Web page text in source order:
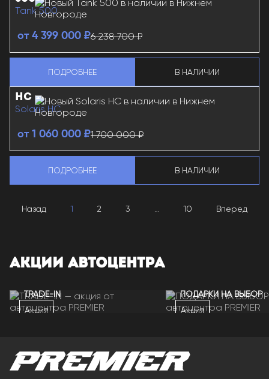
Tank 500
от 4 399 000 ₽6 238 700 ₽
ПОДРОБНЕЕ В НАЛИЧИИ
HC
Solaris HC
от 1 060 000 ₽1 700 000 ₽
ПОДРОБНЕЕ В НАЛИЧИИ
Назад 1 2 3 10 Вперед
АКЦИИ АВТОЦЕНТРА
Акция
TRADE-IN
Акция
ПОДАРКИ НА ВЫБОР